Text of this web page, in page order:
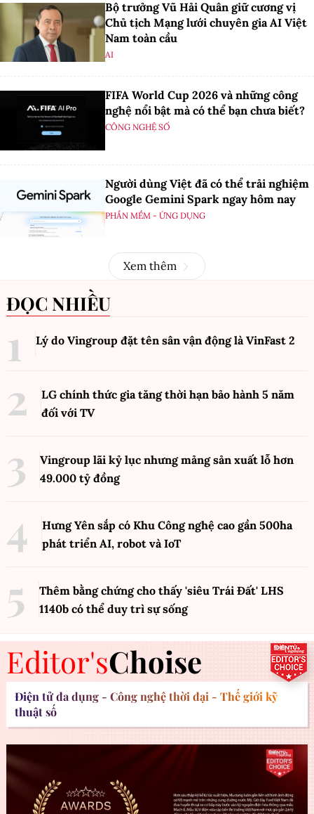
Bộ trưởng Vũ Hải Quân giữ cương vị
Chủ tịch Mạng lưới chuyên gia AI Việt
Nam toàn cầu
AI
FIFA World Cup 2026 và những công
nghệ nổi bật mà có thể bạn chưa biết?
CÔNG NGHỆ SỐ
Người dùng Việt đã có thể trải nghiệm
Google Gemini Spark ngay hôm nay
PHẦN MỀM - ỨNG DỤNG
Xem thêm
ĐỌC NHIỀU
Lý do Vingroup đặt tên sân vận động là VinFast 2
LG chính thức gia tăng thời hạn bảo hành 5 năm
đối với TV
Vingroup lãi kỷ lục nhưng mảng sản xuất lỗ hơn
49.000 tỷ đồng
Hưng Yên sắp có Khu Công nghệ cao gần 500ha
phát triển AI, robot và IoT
Thêm bằng chứng cho thấy 'siêu Trái Đất' LHS
1140b có thể duy trì sự sống
Editor'sChoise
Điện tử đa dụng - Công nghệ thời đại - Thế giới kỹ
thuật số